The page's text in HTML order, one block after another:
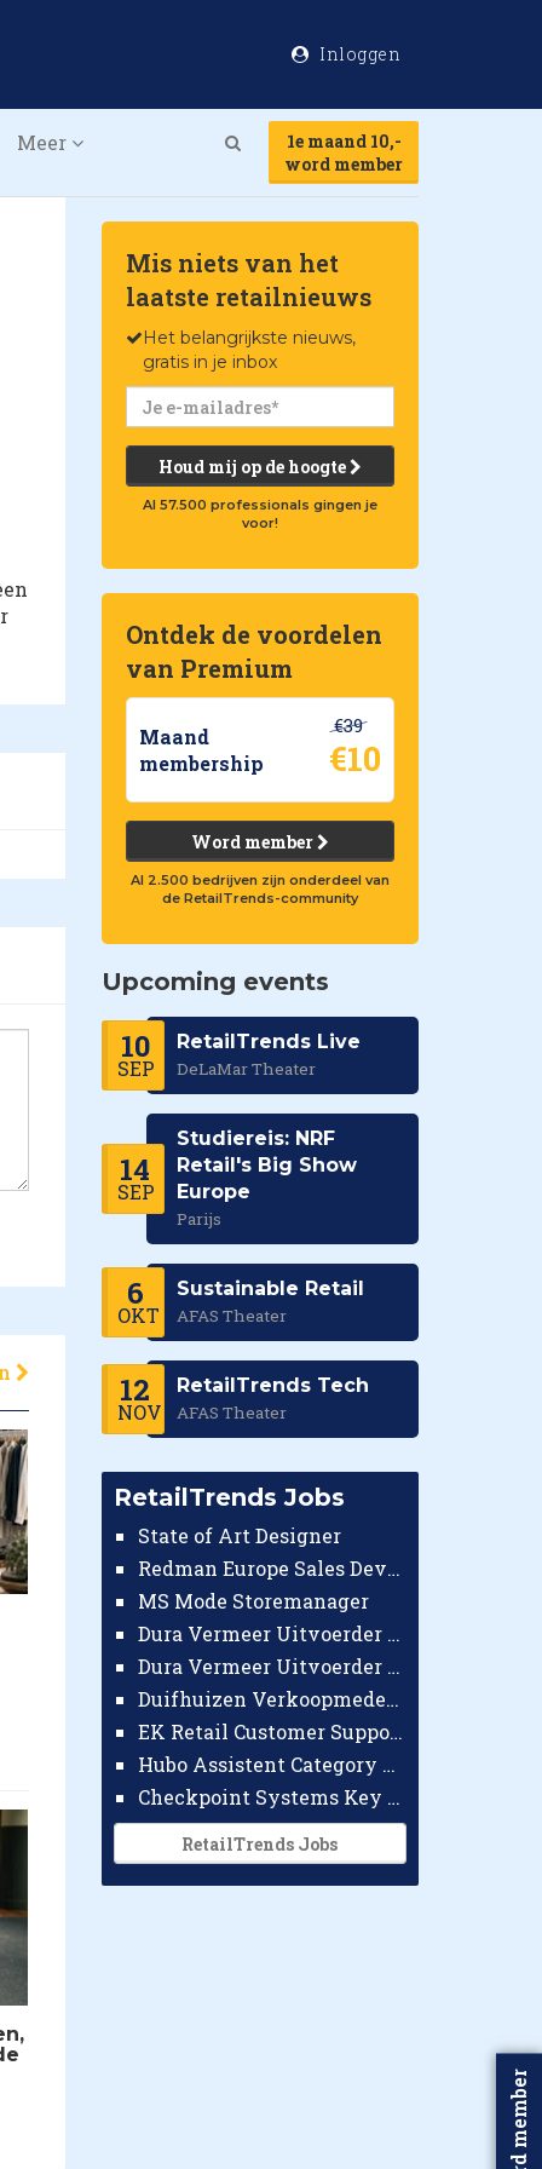
Inloggen
Meer
1e maand 10,-
word member
Mis niets van het
laatste retailnieuws
Het belangrijkste nieuws,
gratis in je inbox
Houd mij op de hoogte
Al 57.500 professionals gingen je
voor!
Ontdek de voordelen
van Premium
Maand
membership
€39
€10
Word member
Al 2.500 bedrijven zijn onderdeel van
de RetailTrends-community
Upcoming events
10
SEP
RetailTrends Live
DeLaMar Theater
14
SEP
Studiereis: NRF
Retail's Big Show
Europe
Parijs
6
OKT
Sustainable Retail
AFAS Theater
12
NOV
RetailTrends Tech
AFAS Theater
RetailTrends Jobs
State of Art Designer
Redman Europe Sales Developer (Europe)
MS Mode Storemanager
Dura Vermeer Uitvoerder GWW Amsterdam
Dura Vermeer Uitvoerder Civiel Nijmegen
Duifhuizen Verkoopmedewerker Ridderkerk
EK Retail Customer Support Omnichannel
Hubo Assistent Category Manager
Checkpoint Systems Key Accountmanager Benelux
RetailTrends Jobs
Word member